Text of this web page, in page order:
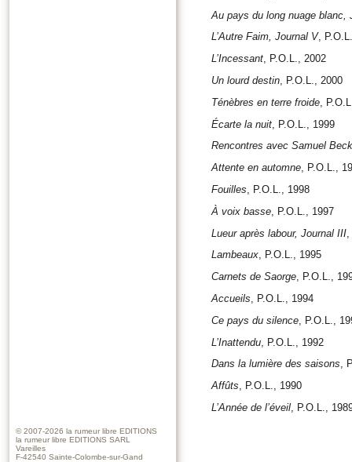
Au pays du long nuage blanc,
L’Autre Faim, Journal V,
L’Incessant, P.O.L., 2002
Un lourd destin, P.O.L., 2000
Ténèbres en terre froide ,
Écarte la nuit , P.O.L., 1999
Rencontres avec Samuel
Attente en automne, P.O.L.,
Fouilles, P.O.L., 1998
À voix basse , P.O.L., 1997
Lueur après labour, Journal III
Lambeaux, P.O.L., 1995
Carnets de Saorge, P.O.L.,
Accueils, P.O.L., 1994
Ce pays du silence , P.O.L.,
L’Inattendu , P.O.L., 1992
Dans la lumière des saisons,
Affûts, P.O.L., 1990
L’Année de l’éveil, P.O.L.,
© 2007-2026 la rumeur libre EDITIONS
la rumeur libre EDITIONS SARL
Vareilles
F-42540 Sainte-Colombe-sur-Gand